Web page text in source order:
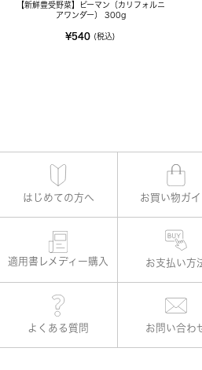
【新鮮豊受野菜】ピーマン（カリフォルニ
アワンダー） 300g
¥540 (税込)
はじめての方へ お買い物ガイ
適用書レメディー購入 お支払い方
よくある質問 お問い合わ